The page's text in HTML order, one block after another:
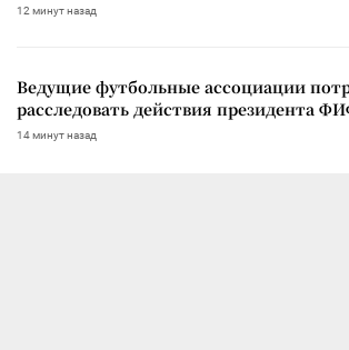
12 минут назад
Ведущие футбольные ассоциации
расследовать действия президента
14 минут назад